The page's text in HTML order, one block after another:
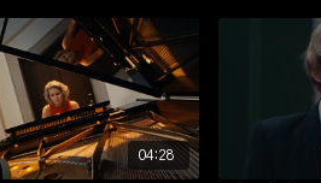
04:28